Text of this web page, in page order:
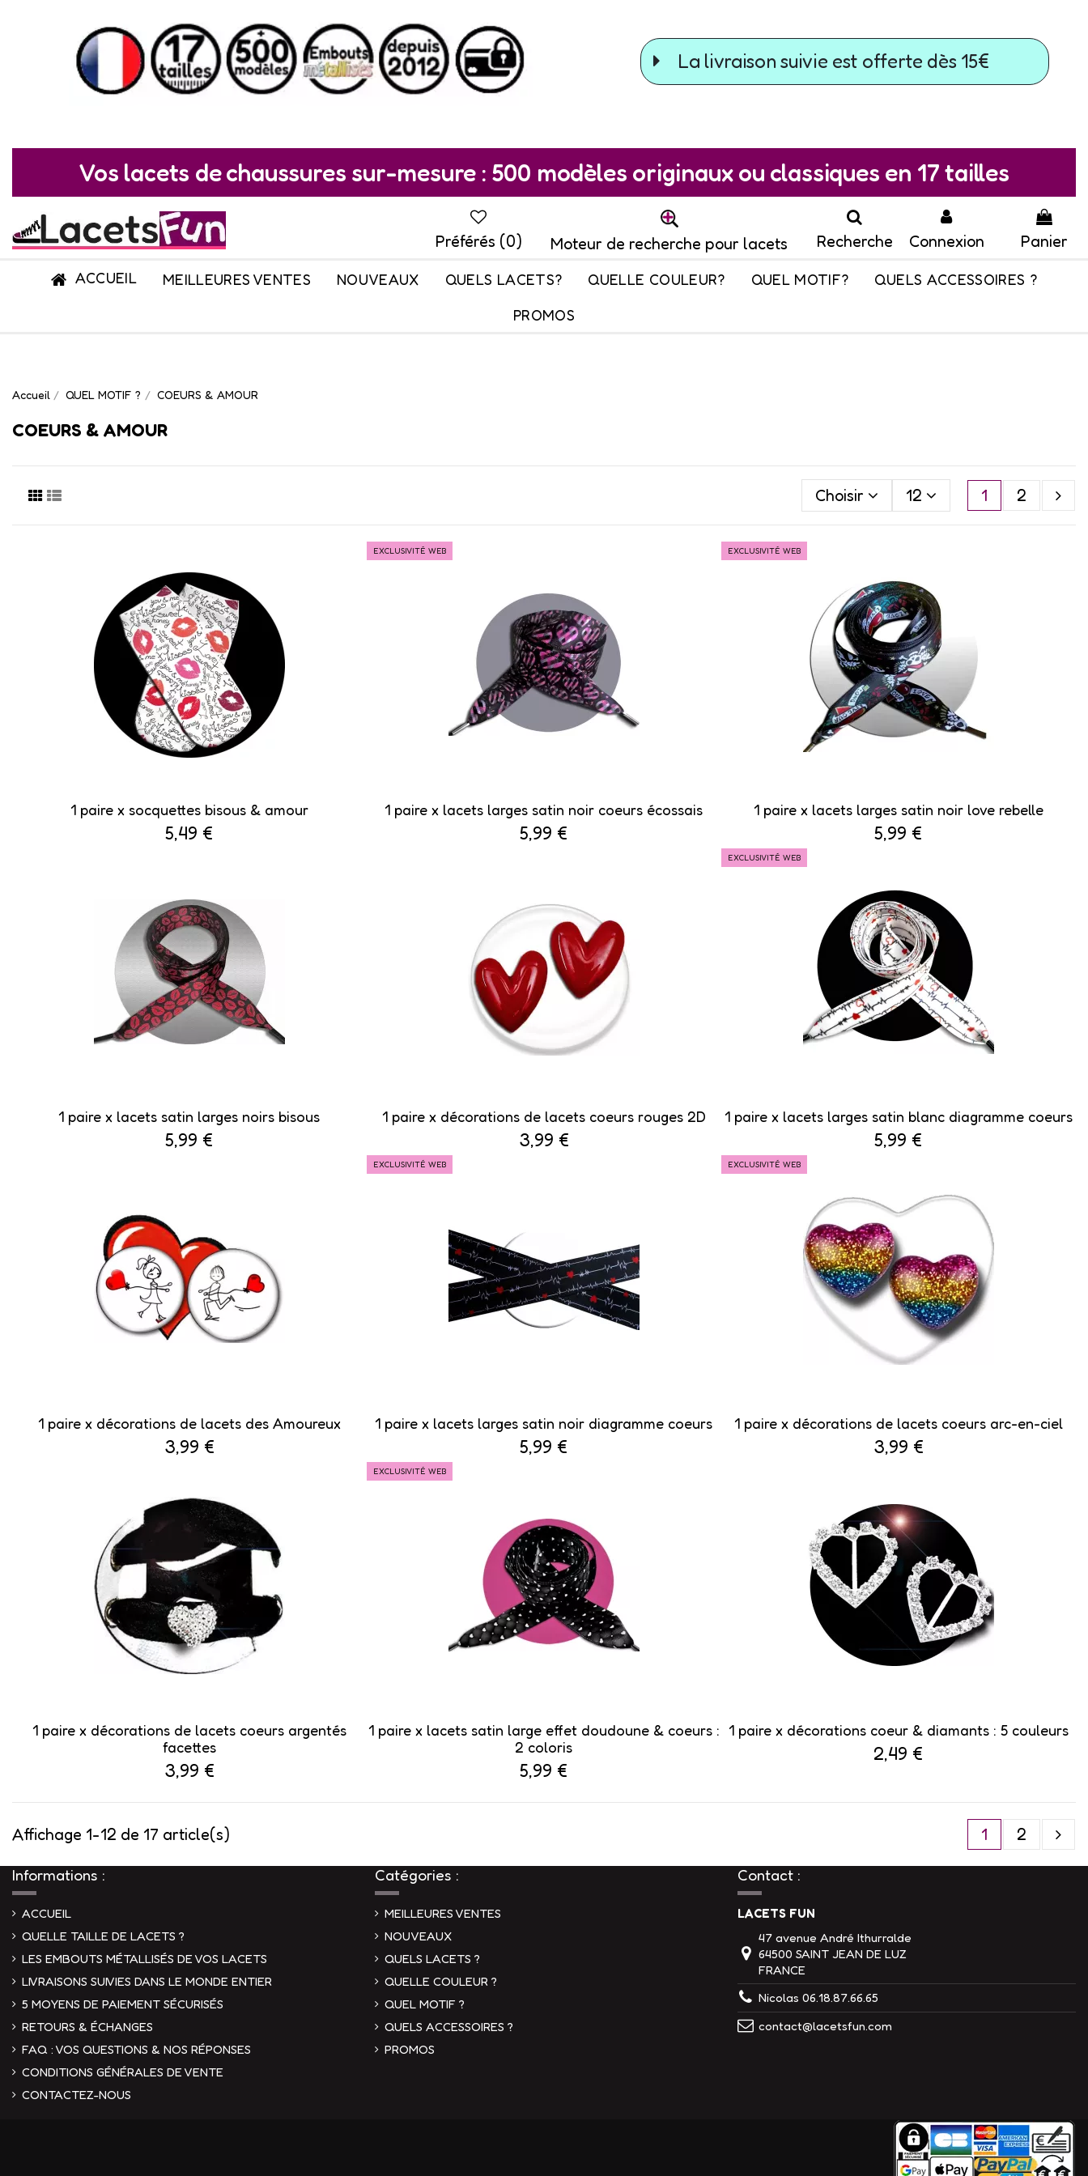
La livraison suivie est offerte dès 15€
Vos lacets de chaussures sur-mesure : 500 modèles originaux ou classiques en 17 tailles
Préférés (0) Moteur de recherche pour lacets Recherche Connexion Panier
ACCUEIL MEILLEURES VENTES NOUVEAUX QUELS LACETS? QUELLE COULEUR? QUEL MOTIF?
QUELS ACCESSOIRES ?
PROMOS
Accueil QUEL MOTIF ? COEURS & AMOUR
COEURS & AMOUR
Choisir 12 1 2
1 paire x ​socquettes bisous & amour
5,49 €
EXCLUSIVITÉ WEB
1 paire x lacets larges satin noir coeurs écossais
5,99 €
EXCLUSIVITÉ WEB
1 paire x lacets larges satin noir love rebelle
5,99 €
1 paire x lacets satin larges noirs bisous
5,99 €
1 paire x décorations de lacets coeurs rouges 2D
3,99 €
EXCLUSIVITÉ WEB
1 paire x lacets larges satin blanc diagramme coeurs
5,99 €
1 paire x ​décorations de lacets des Amoureux
3,99 €
EXCLUSIVITÉ WEB
1 paire x lacets larges satin noir diagramme coeurs
5,99 €
EXCLUSIVITÉ WEB
1 paire x ​décorations de lacets coeurs arc-en-ciel
3,99 €
1 paire x ​décorations de lacets coeurs argentés
facettes
3,99 €
EXCLUSIVITÉ WEB
1 paire x lacets satin large effet doudoune & coeurs :
2 coloris
5,99 €
1 paire x ​décorations coeur & diamants : 5 couleurs
2,49 €
Affichage 1-12 de 17 article(s) 1 2
Informations :
ACCUEIL
QUELLE TAILLE DE LACETS ?
LES EMBOUTS MÉTALLISÉS DE VOS LACETS
LIVRAISONS SUIVIES DANS LE MONDE ENTIER
5 MOYENS DE PAIEMENT SÉCURISÉS
RETOURS & ÉCHANGES
FAQ : VOS QUESTIONS & NOS RÉPONSES
CONDITIONS GÉNÉRALES DE VENTE
CONTACTEZ-NOUS
Catégories :
MEILLEURES VENTES
NOUVEAUX
QUELS LACETS ?
QUELLE COULEUR ?
QUEL MOTIF ?
QUELS ACCESSOIRES ?
PROMOS
Contact :
LACETS FUN
47 avenue André Ithurralde
64500 SAINT JEAN DE LUZ
FRANCE
Nicolas 06.18.87.66.65
contact@lacetsfun.com